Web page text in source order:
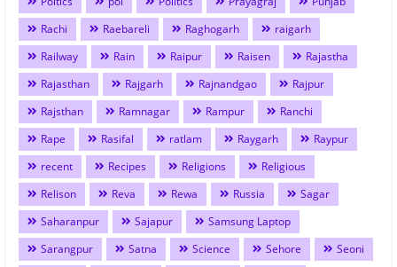
Rachi
Raebareli Raghogarh
raigarh
Railway
Rain Raipur Raisen
Rajastha
Rajasthan
Rajgarh Rajnandgao
Rajpur
Rajsthan
Ramnagar Rampur
Ranchi
Rape
Rasifal ratlam Raygarh
Raypur
recent
Recipes Religions
Religious
Relison
Reva Rewa Russia
Sagar
Saharanpur
Sajapur
Samsung Laptop
Sarangpur
Satna Science Sehore
Seoni